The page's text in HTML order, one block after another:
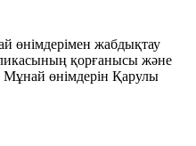
өнімдерімен жабдықтау
қорғанысы және
өнімдерін Қарулы